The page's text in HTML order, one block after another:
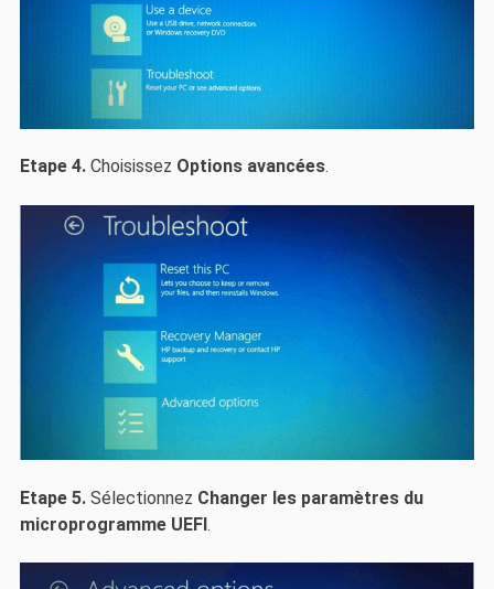
Etape 4.Choisissez Options avancées.
Etape 5.Sélectionnez Changer les paramètres du
microprogramme UEFI.